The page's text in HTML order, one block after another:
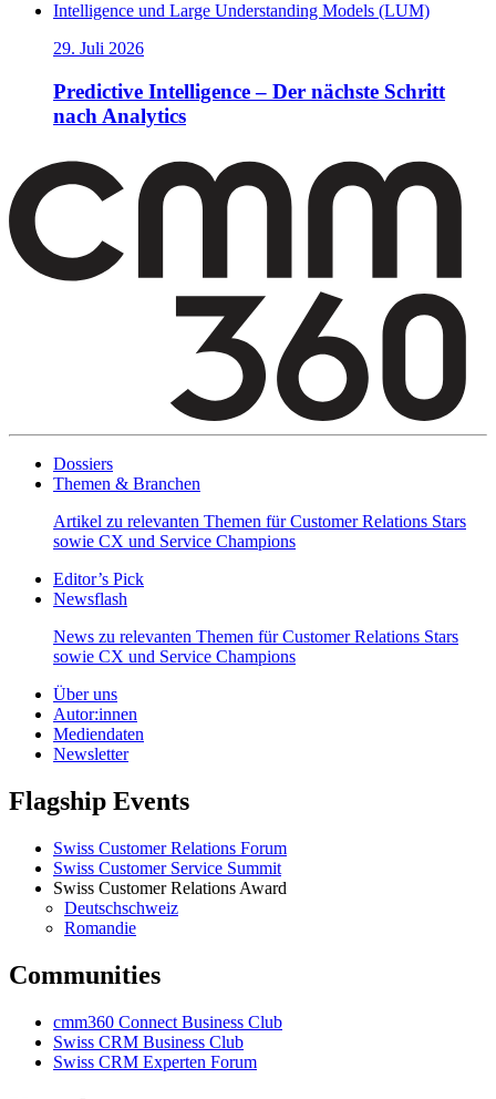
29. Juli 2026
Predictive Intelligence – Der nächste Schritt
nach Analytics
Dossiers
Themen & Branchen
Artikel zu relevanten Themen für Customer Relations Stars
sowie CX und Service Champions
Editor’s Pick
Newsflash
News zu relevanten Themen für Customer Relations Stars
sowie CX und Service Champions
Über uns
Autor:innen
Mediendaten
Newsletter
Flagship Events
Swiss Customer Relations Forum
Swiss Customer Service Summit
Swiss Customer Relations Award
Deutschschweiz
Romandie
Communities
cmm360 Connect Business Club
Swiss CRM Business Club
Swiss CRM Experten Forum